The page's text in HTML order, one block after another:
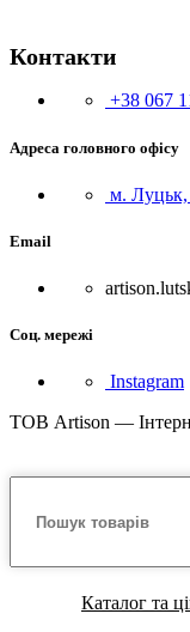
Контакти
+38 067
Адреса головного офісу
м. Луцьк,
Email
Соц. мережі
Instagram
ТОВ Artison —
Каталог та